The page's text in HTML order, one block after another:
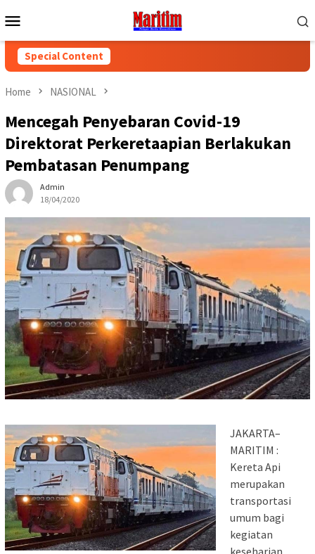
to
Menu
Special Content
Home NASIONAL
Mencegah Penyebaran Covid-19
Direktorat Perkeretaapian Berlakukan
Pembatasan Penumpang
Admin
18/04/2020
JAKARTA–
MARITIM :
Kereta Api
merupakan
transportasi
umum bagi
kegiatan